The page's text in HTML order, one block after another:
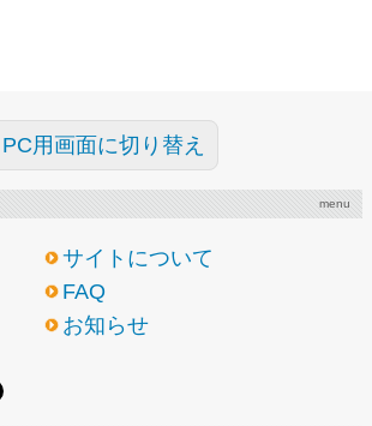
PC用画面に切り替え
menu
サイトについて
FAQ
お知らせ